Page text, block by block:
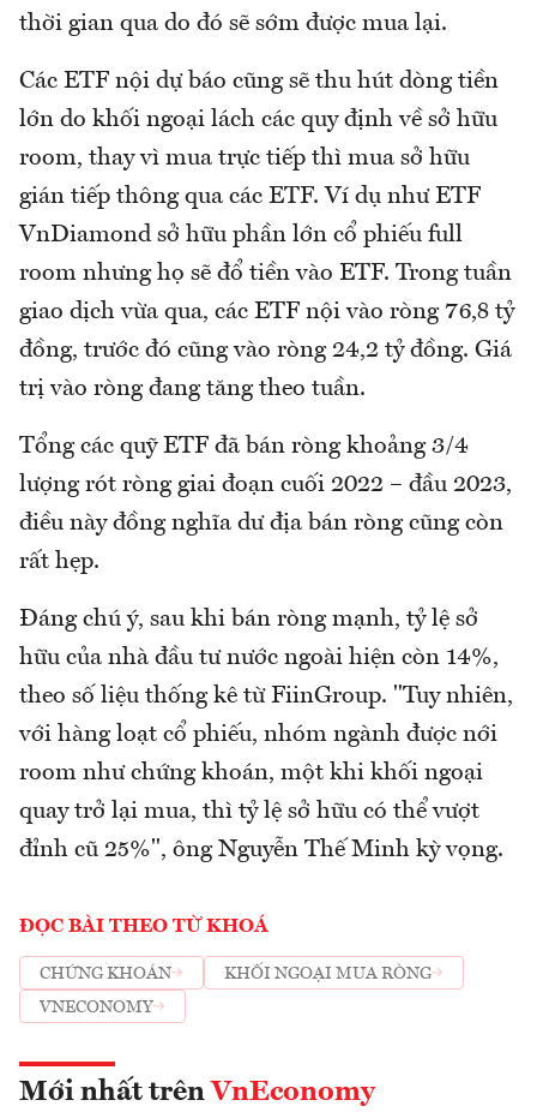
thời gian qua do đó sẽ sớm được mua lại.
Các ETF nội dự báo cũng sẽ thu hút dòng tiền
lớn do khối ngoại lách các quy định về sở hữu
room, thay vì mua trực tiếp thì mua sở hữu
gián tiếp thông qua các ETF. Ví dụ như ETF
VnDiamond sở hữu phần lớn cổ phiếu full
room nhưng họ sẽ đổ tiền vào ETF. Trong tuần
giao dịch vừa qua, các ETF nội vào ròng 76,8 tỷ
đồng, trước đó cũng vào ròng 24,2 tỷ đồng. Giá
trị vào ròng đang tăng theo tuần.
Tổng các quỹ ETF đã bán ròng khoảng 3/4
lượng rót ròng giai đoạn cuối 2022 – đầu 2023,
điều này đồng nghĩa dư địa bán ròng cũng còn
rất hẹp.
Đáng chú ý, sau khi bán ròng mạnh, tỷ lệ sở
hữu của nhà đầu tư nước ngoài hiện còn 14%,
theo số liệu thống kê từ FiinGroup. "Tuy nhiên,
với hàng loạt cổ phiếu, nhóm ngành được nới
room như chứng khoán, một khi khối ngoại
quay trở lại mua, thì tỷ lệ sở hữu có thể vượt
đỉnh cũ 25%", ông Nguyễn Thế Minh kỳ vọng.
ĐỌC BÀI THEO TỪ KHOÁ
CHỨNG KHOÁN
KHỐI NGOẠI MUA RÒNG
VNECONOMY
Mới nhất trên VnEconomy